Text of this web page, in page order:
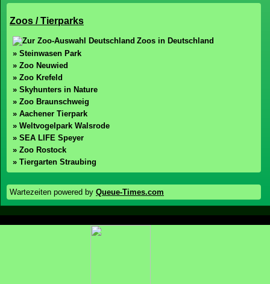
Zoos / Tierparks
Zoos in Deutschland
» Steinwasen Park
» Zoo Neuwied
» Zoo Krefeld
» Skyhunters in Nature
» Zoo Braunschweig
» Aachener Tierpark
» Weltvogelpark Walsrode
» SEA LIFE Speyer
» Zoo Rostock
» Tiergarten Straubing
Wartezeiten powered by Queue-Times.com